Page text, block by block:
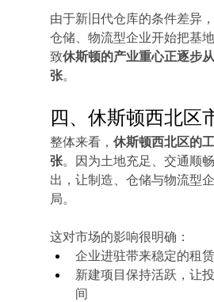
由于新旧代仓库的条件差异
仓储、物流型企业开始把基
致休斯顿的产业重心正逐步
张。
四、休斯顿西北区
整体来看， 休斯顿西北区的
张。因为土地充足、交通顺
出，让制造、仓储与物流型
局。
这对市场的影响很明确：
企业进驻带来稳定的租
新建项目保持活跃，让
间